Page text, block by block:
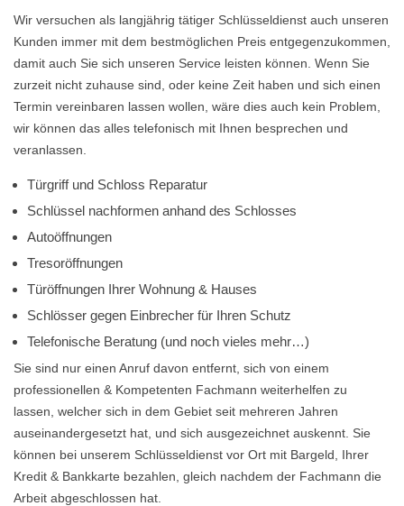
Wir versuchen als langjährig tätiger Schlüsseldienst auch unseren
Kunden immer mit dem bestmöglichen Preis entgegenzukommen,
damit auch Sie sich unseren Service leisten können. Wenn Sie
zurzeit nicht zuhause sind, oder keine Zeit haben und sich einen
Termin vereinbaren lassen wollen, wäre dies auch kein Problem,
wir können das alles telefonisch mit Ihnen besprechen und
veranlassen.
Türgriff und Schloss Reparatur
Schlüssel nachformen anhand des Schlosses
Autoöffnungen
Tresoröffnungen
Türöffnungen Ihrer Wohnung & Hauses
Schlösser gegen Einbrecher für Ihren Schutz
Telefonische Beratung (und noch vieles mehr…)
Sie sind nur einen Anruf davon entfernt, sich von einem
professionellen & Kompetenten Fachmann weiterhelfen zu
lassen, welcher sich in dem Gebiet seit mehreren Jahren
auseinandergesetzt hat, und sich ausgezeichnet auskennt. Sie
können bei unserem Schlüsseldienst vor Ort mit Bargeld, Ihrer
Kredit & Bankkarte bezahlen, gleich nachdem der Fachmann die
Arbeit abgeschlossen hat.